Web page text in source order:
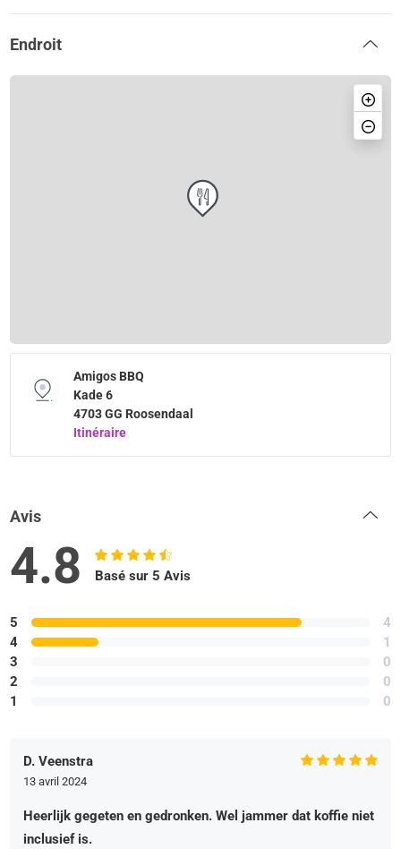
Endroit
Amigos BBQ
Kade 6
4703 GG Roosendaal
Itinéraire
Avis
4.8 Basé sur 5 Avis
5
4
3
2
1
4
1
0
0
0
D. Veenstra
13 avril 2024
Heerlijk gegeten en gedronken. Wel jammer dat koffie niet
inclusief is.